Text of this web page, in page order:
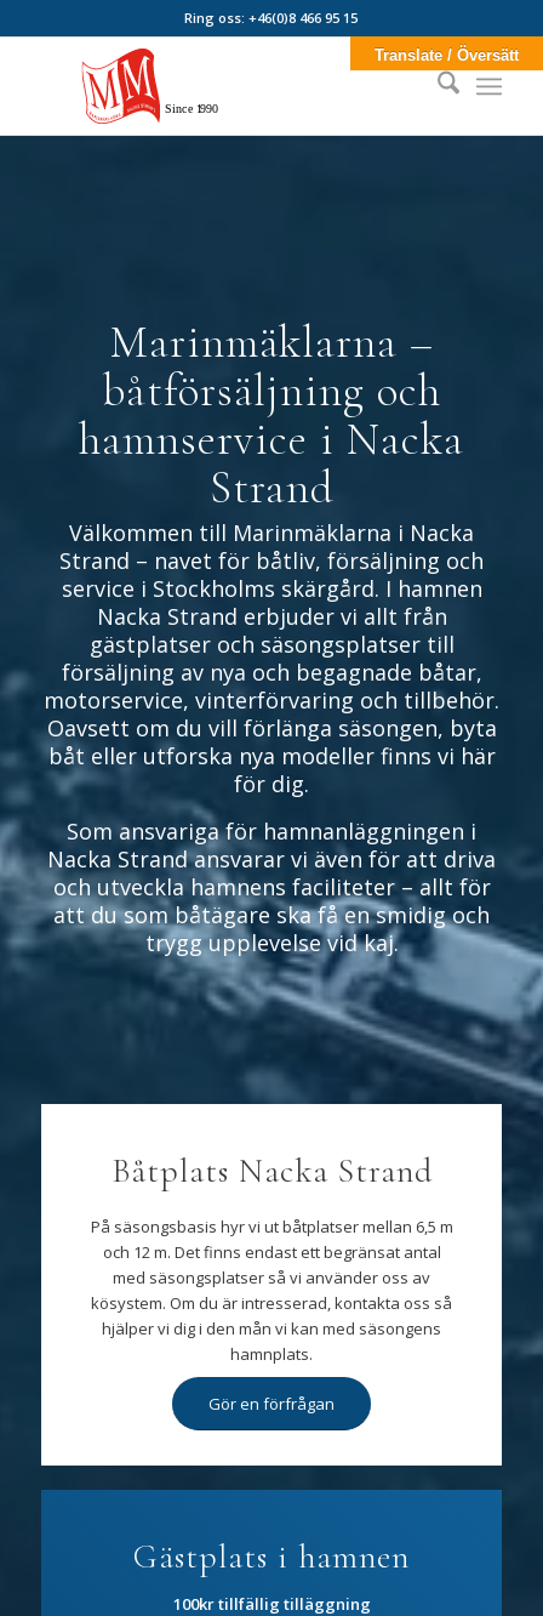
Ring oss: +46(0)8 466 95 15
Since 1990
Marinmäklarna –
båtförsäljning och
hamnservice i Nacka
Strand
Välkommen till Marinmäklarna i Nacka
Strand – navet för båtliv, försäljning och
service i Stockholms skärgård. I hamnen
Nacka Strand erbjuder vi allt från
gästplatser och säsongsplatser till
försäljning av nya och begagnade båtar,
motorservice, vinterförvaring och tillbehör.
Oavsett om du vill förlänga säsongen, byta
båt eller utforska nya modeller finns vi här
för dig.
Som ansvariga för hamnanläggningen i
Nacka Strand ansvarar vi även för att driva
och utveckla hamnens faciliteter – allt för
att du som båtägare ska få en smidig och
trygg upplevelse vid kaj.
Båtplats Nacka Strand
På säsongsbasis hyr vi ut båtplatser mellan 6,5 m
och 12 m. Det finns endast ett begränsat antal
med säsongsplatser så vi använder oss av
kösystem. Om du är intresserad, kontakta oss så
hjälper vi dig i den mån vi kan med säsongens
hamnplats.
Gör en förfrågan
Gästplats i hamnen
100kr tillfällig tilläggning
Translate / Översätt